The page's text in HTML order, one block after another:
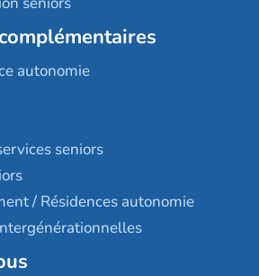
autonomie
seniors
/ Résidences autonomie